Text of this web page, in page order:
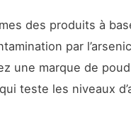
des produits à
par
une marque de
teste les niveaux